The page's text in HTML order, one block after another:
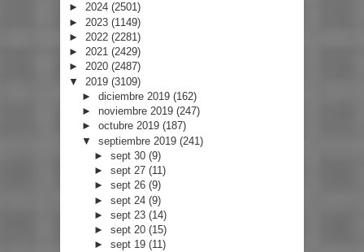
► 2024 (2501)
► 2023 (1149)
► 2022 (2281)
► 2021 (2429)
► 2020 (2487)
▼ 2019 (3109)
► diciembre 2019 (162)
► noviembre 2019 (247)
► octubre 2019 (187)
▼ septiembre 2019 (241)
►sept 30(9)
►sept 27(11)
►sept 26(9)
►sept 24(9)
►sept 23(14)
►sept 20(15)
►sept 19(11)